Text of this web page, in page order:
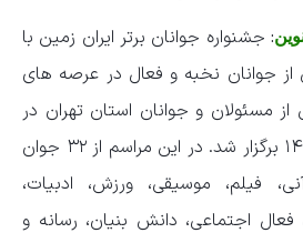
: جشنواره جوانان برتر ایران زمین با
جوانان نخبه و فعال در عرصه های
مسئولان و جوانان استان تهران در
روز دوشنبه ۱۴ اسفند ۱۴۰۲ برگزار شد. در این مراسم از ۳۲ جوان
قرآنی، فیلم، موسیقی، ورزش، ادبیات،
فعال اجتماعی، دانش بنیان، رسانه و